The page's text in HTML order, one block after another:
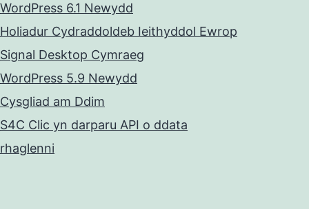
WordPress 6.1 Newydd
Holiadur Cydraddoldeb Ieithyddol Ewrop
Signal Desktop Cymraeg
WordPress 5.9 Newydd
Cysgliad am Ddim
S4C Clic yn darparu API o ddata
rhaglenni